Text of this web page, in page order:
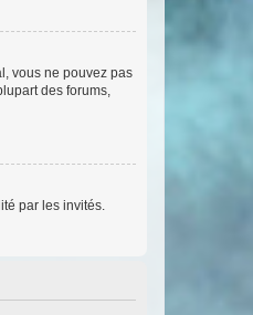
vous ne pouvez pas
des forums,
par les invités.